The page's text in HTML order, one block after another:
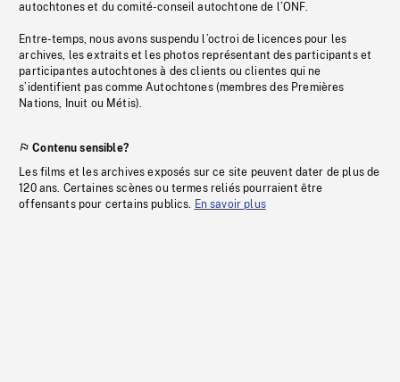
autochtones et du comité-conseil autochtone de l’ONF.
Entre-temps, nous avons suspendu l’octroi de licences pour les
archives, les extraits et les photos représentant des participants et
participantes autochtones à des clients ou clientes qui ne
s’identifient pas comme Autochtones (membres des Premières
Nations, Inuit ou Métis).
Contenu sensible?
Les films et les archives exposés sur ce site peuvent dater de plus de
120 ans. Certaines scènes ou termes reliés pourraient être
offensants pour certains publics. En savoir plus